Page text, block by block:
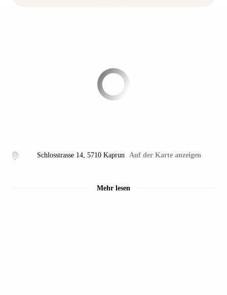
Schlosstrasse 14, 5710 Kaprun Auf der Karte anzeigen
Mehr lesen